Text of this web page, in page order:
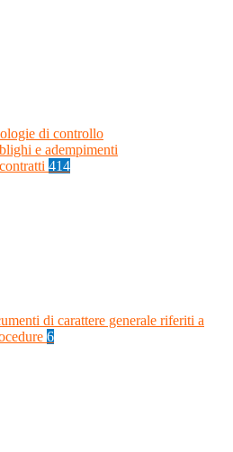
di controllo
e adempimenti
414
di carattere generale riferiti a
6